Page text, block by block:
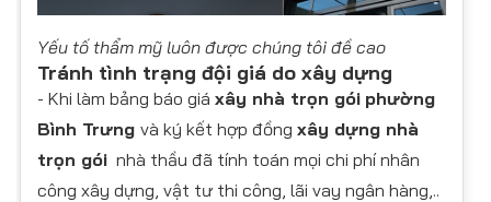
Yếu tố thẩm mỹ luôn được chúng tôi đề cao
Tránh tình trạng đội giá do xây dựng
- Khi làm bảng báo giá xây nhà trọn gói phường
Bình Trưng và ký kết hợp đồng xây dựng nhà
trọn gói nhà thầu đã tính toán mọi chi phí nhân
công xây dựng, vật tư thi công, lãi vay ngân hàng,..